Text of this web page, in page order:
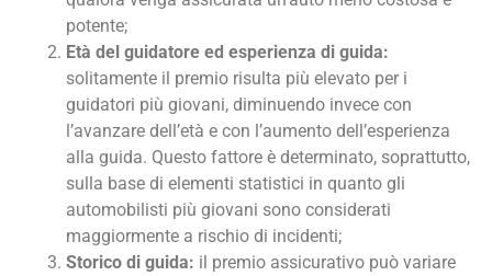
potente;
Età del guidatore ed esperienza di guida:
solitamente il premio risulta più elevato per i
guidatori più giovani, diminuendo invece con
l’avanzare dell’età e con l’aumento dell’esperienza
alla guida. Questo fattore è determinato, soprattutto,
sulla base di elementi statistici in quanto gli
automobilisti più giovani sono considerati
maggiormente a rischio di incidenti;
Storico di guida: il premio assicurativo può variare